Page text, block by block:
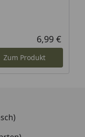
Preis6,99 €
Zum Produkt